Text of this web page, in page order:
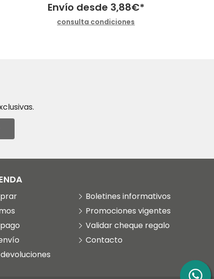
Envío desde 3,88€*
consulta condiciones
Boletines informativos
Promociones vigentes
Validar cheque regalo
Contacto